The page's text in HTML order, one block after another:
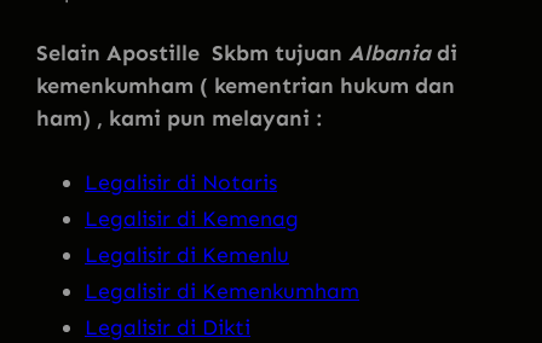
Selain Apostille Skbm tujuan Albaniadi
kemenkumham ( kementrian hukum dan
ham) , kami pun melayani :
Legalisir di Notaris
Legalisir di Kemenag
Legalisir di Kemenlu
Legalisir di Kemenkumham
Legalisir di Dikti